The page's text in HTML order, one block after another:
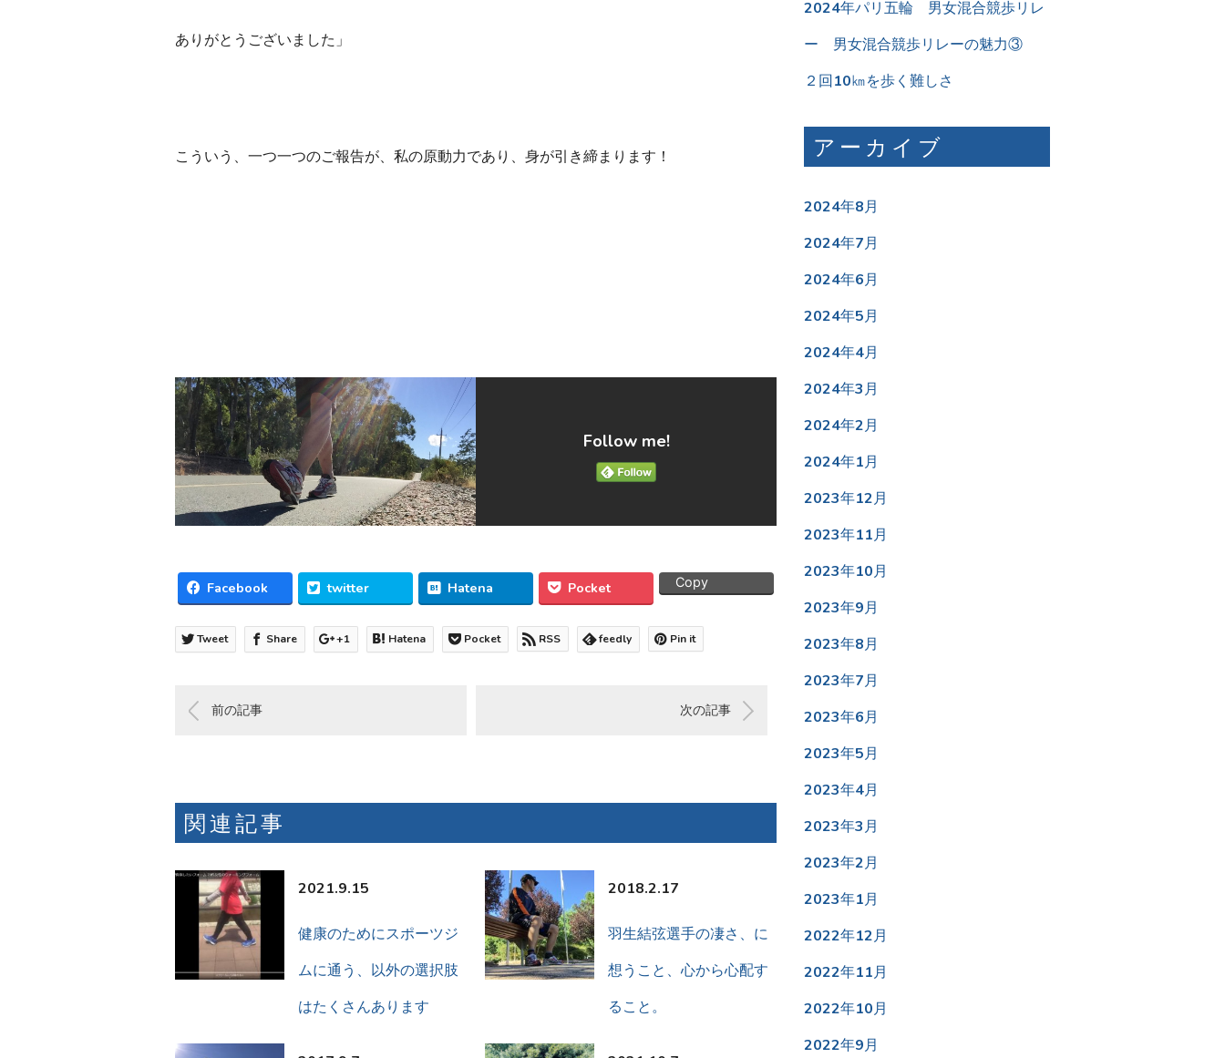
ありがとうございました」
こういう、一つ一つのご報告が、私の原動力であり、身が引き締まります！
Follow me!
Facebook twitter Hatena Pocket Copy
Tweet Share +1 Hatena Pocket RSS feedly Pin it
前の記事 次の記事
関連記事
2021.9.15
健康のためにスポーツジ
ムに通う、以外の選択肢
はたくさんあります
2018.2.17
羽生結弦選手の凄さ、に
想うこと、心から心配す
ること。
2024年パリ五輪 男女混合競歩リレ
ー 男女混合競歩リレーの魅力③
２回10㎞を歩く難しさ
アーカイブ
2024年8月
2024年7月
2024年6月
2024年5月
2024年4月
2024年3月
2024年2月
2024年1月
2023年12月
2023年11月
2023年10月
2023年9月
2023年8月
2023年7月
2023年6月
2023年5月
2023年4月
2023年3月
2023年2月
2023年1月
2022年12月
2022年11月
2022年10月
2022年9月